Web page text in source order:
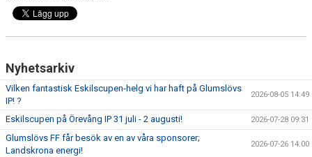
VÅRA LAG
Nyhetsarkiv
Vilken fantastisk Eskilscupen-helg vi har haft på Glumslövs
IP! ?
2026-08-05 14:49
Eskilscupen på Örevång IP 31 juli - 2 augusti! 2026-07-28 09:31
Glumslövs FF får besök av en av våra sponsorer;
Landskrona energi!
2026-07-26 14:00